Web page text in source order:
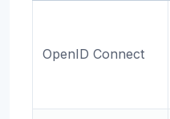
OpenID Connect